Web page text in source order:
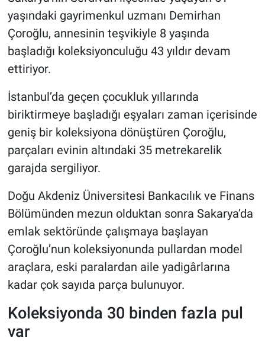
yaşındaki gayrimenkul uzmanı Demirhan
Çoroğlu, annesinin teşvikiyle 8 yaşında
başladığı koleksiyonculuğu 43 yıldır devam
ettiriyor.
İstanbul’da geçen çocukluk yıllarında
biriktirmeye başladığı eşyaları zaman içerisinde
geniş bir koleksiyona dönüştüren Çoroğlu,
parçaları evinin altındaki 35 metrekarelik
garajda sergiliyor.
Doğu Akdeniz Üniversitesi Bankacılık ve Finans
Bölümünden mezun olduktan sonra Sakarya’da
emlak sektöründe çalışmaya başlayan
Çoroğlu’nun koleksiyonunda pullardan model
araçlara, eski paralardan aile yadigârlarına
kadar çok sayıda parça bulunuyor.
Koleksiyonda 30 binden fazla pul
var